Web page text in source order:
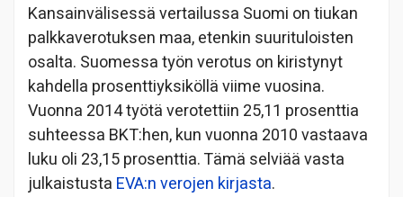
Kansainvälisessä vertailussa Suomi on tiukan
palkkaverotuksen maa, etenkin suurituloisten
osalta. Suomessa työn verotus on kiristynyt
kahdella prosenttiyksiköllä viime vuosina.
Vuonna 2014 työtä verotettiin 25,11 prosenttia
suhteessa BKT:hen, kun vuonna 2010 vastaava
luku oli 23,15 prosenttia. Tämä selviää vasta
julkaistusta EVA:n verojen kirjasta.